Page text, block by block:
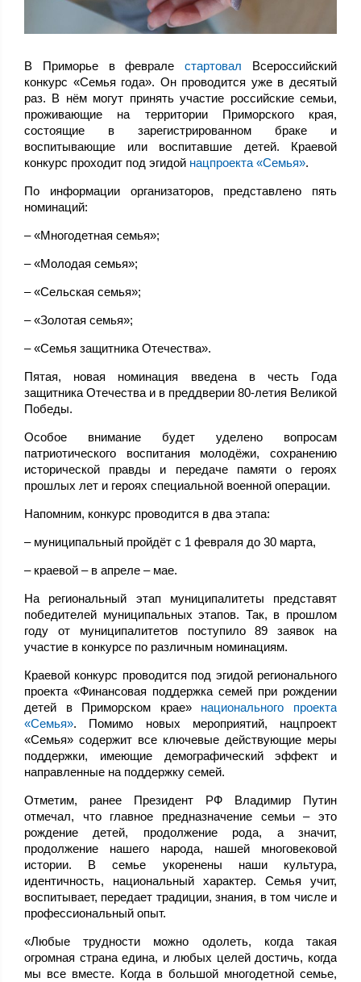
В Приморье в февралестартовал Всероссийский
конкурс «Семья года». Он проводится уже в десятый
раз. В нём могут принять участие российские семьи,
проживающие на территории Приморского края,
состоящие в зарегистрированном браке и
воспитывающие или воспитавшие детей. Краевой
конкурс проходит под эгидой нацпроекта «Семья».
По информации организаторов, представлено пять
номинаций:
– «Многодетная семья»;
– «Молодая семья»;
– «Сельская семья»;
– «Золотая семья»;
– «Семья защитника Отечества».
Пятая, новая номинация введена в честь Года
защитника Отечества и в преддверии 80-летия Великой
Победы.
Особое внимание будет уделено вопросам
патриотического воспитания молодёжи, сохранению
исторической правды и передаче памяти о героях
прошлых лет и героях специальной военной операции.
Напомним, конкурс проводится в два этапа:
– муниципальный пройдёт с 1 февраля до 30 марта,
– краевой – в апреле – мае.
На региональный этап муниципалитеты представят
победителей муниципальных этапов. Так, в прошлом
году от муниципалитетов поступило 89 заявок на
участие в конкурсе по различным номинациям.
Краевой конкурс проводится под эгидой регионального
проекта «Финансовая поддержка семей при рождении
детей в Приморском крае» национального проекта
«Семья». Помимо новых мероприятий, нацпроект
«Семья» содержит все ключевые действующие меры
поддержки, имеющие демографический эффект и
направленные на поддержку семей.
Отметим, ранее Президент РФ Владимир Путин
отмечал, что главное предназначение семьи – это
рождение детей, продолжение рода, а значит,
продолжение нашего народа, нашей многовековой
истории. В семье укоренены наши культура,
идентичность, национальный характер. Семья учит,
воспитывает, передает традиции, знания, в том числе и
профессиональный опыт.
«Любые трудности можно одолеть, когда такая
огромная страна едина, и любых целей достичь, когда
мы все вместе. Когда в большой многодетной семье,